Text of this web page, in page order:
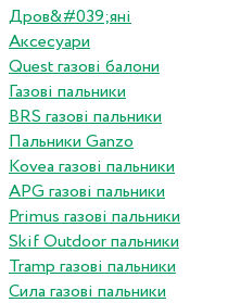
Дров&#039;яні
Аксесуари
Quest газові балони
Газові пальники
BRS газові пальники
Пальники Ganzo
Kovea газові пальники
APG газові пальники
Primus газові пальники
Skif Outdoor пальники
Tramp газові пальники
Сила газові пальники